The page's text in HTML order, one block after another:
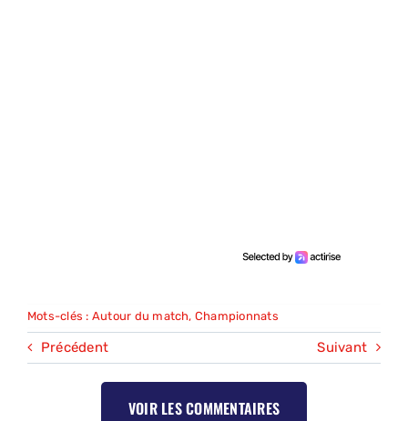
Mots-clés : Autour du match, Championnats
Précédent Suivant
VOIR LES COMMENTAIRES